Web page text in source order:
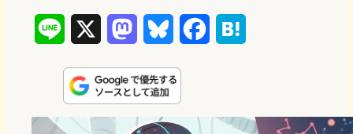
n
e
s
t
u
e
e
e